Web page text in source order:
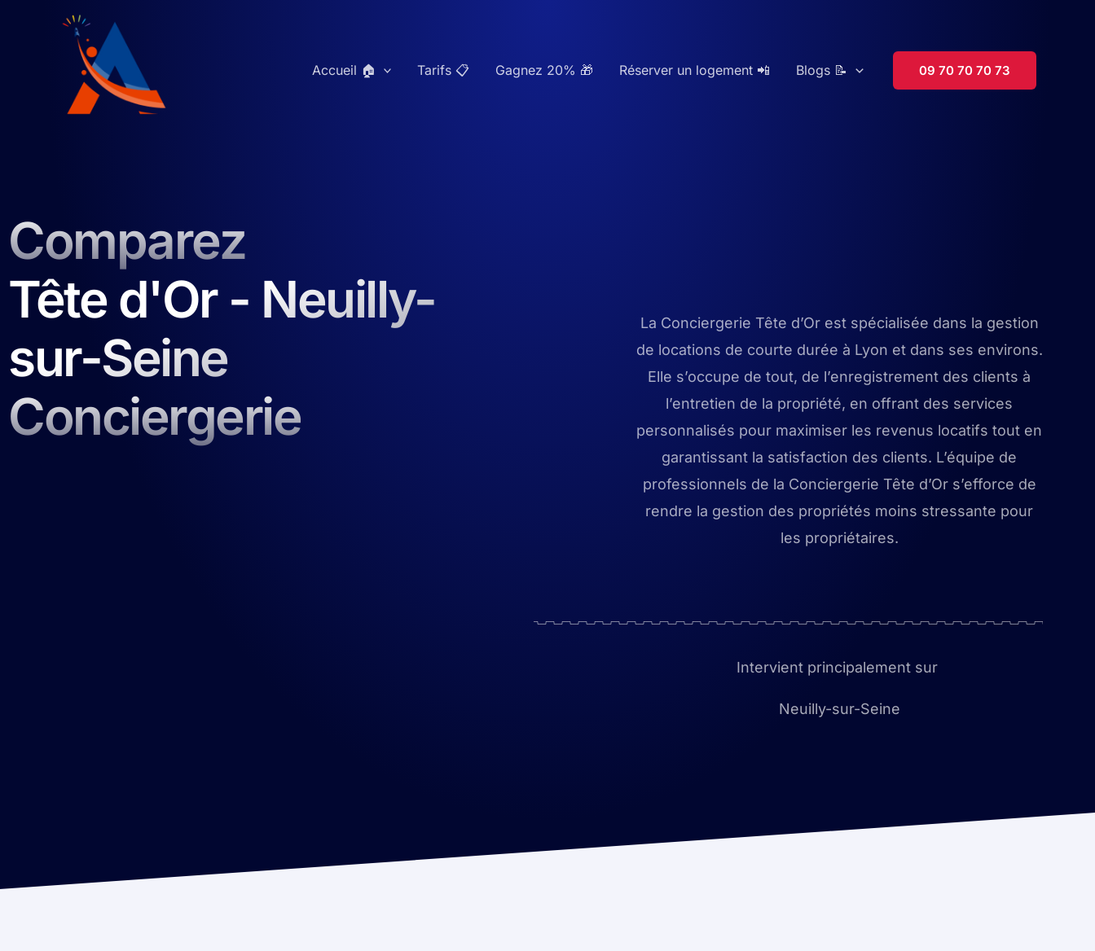
Accueil 🏠 Tarifs 📋 Gagnez 20% 🎁 Réserver un logement 📲 Blogs 📝 09 70 70 70 73
Comparez
Tête d'Or - Neuilly-
sur-Seine
Conciergerie
La Conciergerie Tête d’Or est spécialisée dans la gestion
de locations de courte durée à Lyon et dans ses environs.
Elle s’occupe de tout, de l’enregistrement des clients à
l’entretien de la propriété, en offrant des services
personnalisés pour maximiser les revenus locatifs tout en
garantissant la satisfaction des clients. L’équipe de
professionnels de la Conciergerie Tête d’Or s’efforce de
rendre la gestion des propriétés moins stressante pour
les propriétaires.
Intervient principalement sur
Neuilly-sur-Seine